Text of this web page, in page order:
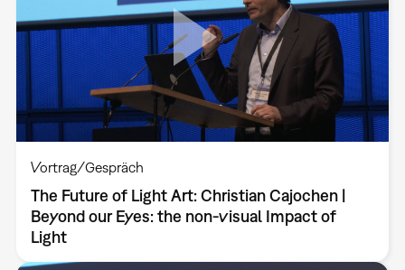
Vortrag/Gespräch
The Future of Light Art: Christian Cajochen |
Beyond our Eyes: the non-visual Impact of
Light